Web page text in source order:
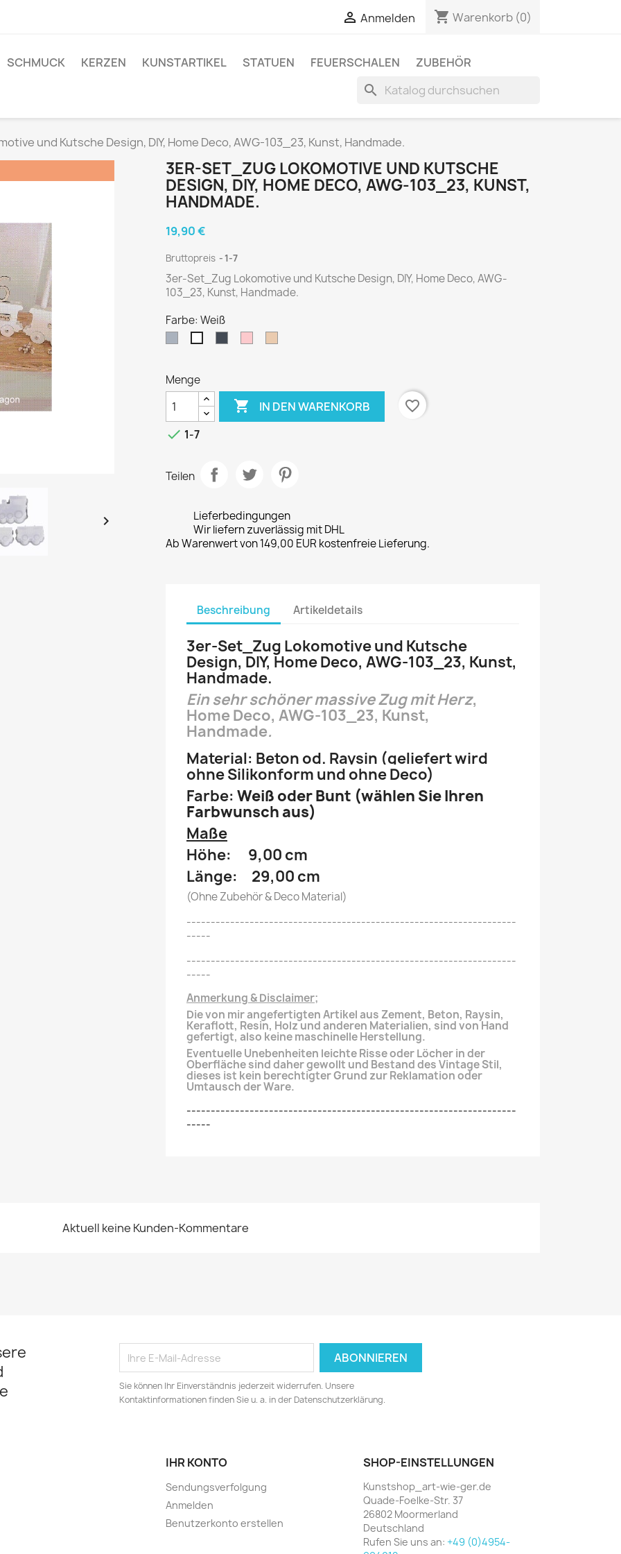
 Anmelden shopping_cart Warenkorb (0)
SCHMUCK KERZEN KUNSTARTIKEL STATUEN FEUERSCHALEN ZUBEHÖR
search
und Kutsche Design, DIY, Home Deco, AWG-103_23, Kunst, Handmade.

3ER-SET_ZUG LOKOMOTIVE UND KUTSCHE
DESIGN, DIY, HOME DECO, AWG-103_23, KUNST,
HANDMADE.
19,90 €
Bruttopreis 1-7
3er-Set_Zug Lokomotive und Kutsche Design, DIY, Home Deco, AWG-
103_23, Kunst, Handmade.
Farbe: Weiß
Menge
 IN DEN WARENKORB
favorite_border
 1-7
Teilen
Lieferbedingungen
Wir liefern zuverlässig mit DHL
Ab Warenwert von 149,00 EUR kostenfreie Lieferung.
Beschreibung Artikeldetails
3er-Set_Zug Lokomotive und Kutsche
Design, DIY, Home Deco, AWG-103_23, Kunst,
Handmade.
Ein sehr schöner massive Zug mit Herz,
Home Deco, AWG-103_23, Kunst,
Handmade.
Material: Beton od. Raysin (geliefert wird
ohne Silikonform und ohne Deco)
Farbe: Weiß oder Bunt (wählen Sie Ihren
Farbwunsch aus)
Maße
Höhe: 9,00 cm
Länge: 29,00 cm
(Ohne Zubehör & Deco Material)
--------------------------------------------------------------------
-----
--------------------------------------------------------------------
-----
Anmerkung & Disclaimer;
Die von mir angefertigten Artikel aus Zement, Beton, Raysin,
Keraflott, Resin, Holz und anderen Materialien, sind von Hand
gefertigt, also keine maschinelle Herstellung.
Eventuelle Unebenheiten leichte Risse oder Löcher in der
Oberflächesind daher gewollt und Bestand des Vintage Stil,
dieses ist kein berechtigterGrund zur Reklamation oder
Umtausch der Ware.
--------------------------------------------------------------------
-----
Aktuell keine Kunden-Kommentare
Sie können Ihr Einverständnis jederzeit widerrufen. Unsere
Kontaktinformationen finden Sie u. a. in der Datenschutzerklärung.
IHR KONTO
Sendungsverfolgung
Anmelden
Benutzerkonto erstellen
SHOP-EINSTELLUNGEN
Kunstshop_art-wie-ger.de
Quade-Foelke-Str. 37
26802 Moormerland
Deutschland
Rufen Sie uns an: +49 (0)4954-